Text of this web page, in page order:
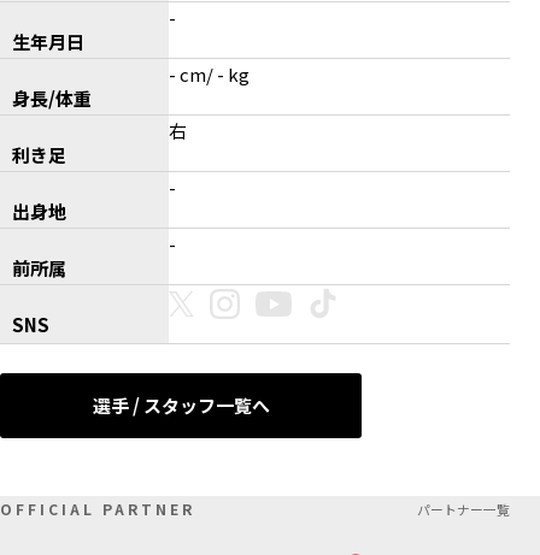
生年月日
-
身長/体重
- cm/ - kg
利き足
右
出身地
-
前所属
-
SNS
選手 / スタッフ一覧へ
OFFICIAL PARTNER パートナー一覧